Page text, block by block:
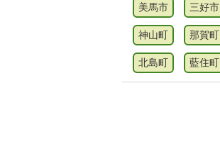
美馬市 三好市
神山町 那賀町
北島町 藍住町